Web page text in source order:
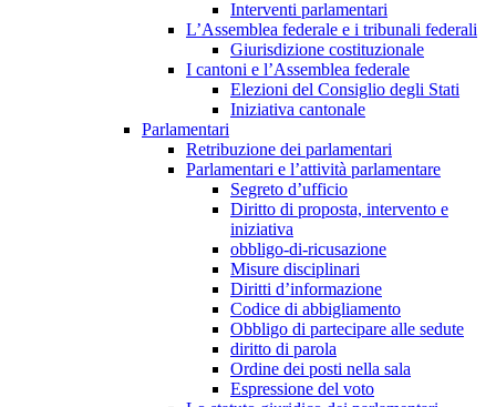
Interventi parlamentari
L’Assemblea federale e i tribunali federali
Giurisdizione costituzionale
I cantoni e l’Assemblea federale
Elezioni del Consiglio degli Stati
Iniziativa cantonale
Parlamentari
Retribuzione dei parlamentari
Parlamentari e l’attività parlamentare
Segreto d’ufficio
Diritto di proposta, intervento e
iniziativa
obbligo-di-ricusazione
Misure disciplinari
Diritti d’informazione
Codice di abbigliamento
Obbligo di partecipare alle sedute
diritto di parola
Ordine dei posti nella sala
Espressione del voto